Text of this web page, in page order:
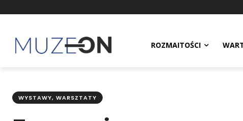
ROZMAITOŚCI
WYSTAWY, WARSZTATY